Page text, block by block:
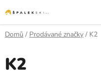
Domů / Prodávané značky / K2
K2